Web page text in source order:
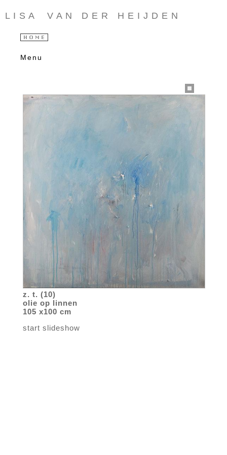
L I S A V A N D E R H E I J D E N
Menu
z. t. (10)
olie op linnen
105 x100 cm
start slideshow